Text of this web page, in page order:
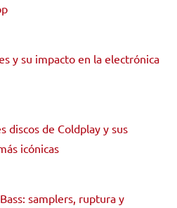
y su impacto en la electrónica
discos de Coldplay y sus
icónicas
samplers, ruptura y